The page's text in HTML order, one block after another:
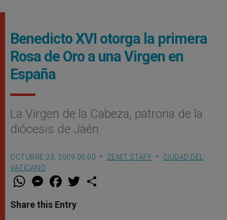
Benedicto XVI otorga la primera
Rosa de Oro a una Virgen en
España
La Virgen de la Cabeza, patrona de la
diócesis de Jaén
OCTUBRE 23, 2009 00:00 ZENIT STAFF
CIUDAD DEL
VATICANO
W
t
s
M
e
s
e
F
a
e
b
w
Share this Entry